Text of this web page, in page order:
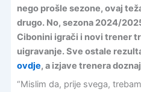
nego prošle sezone, ovaj
drugo. No, sezona 2024/
Cibonini igrači i novi trener
uigravanje. Sve ostale
ovdje, a izjave trenera
“Mislim da, prije svega,